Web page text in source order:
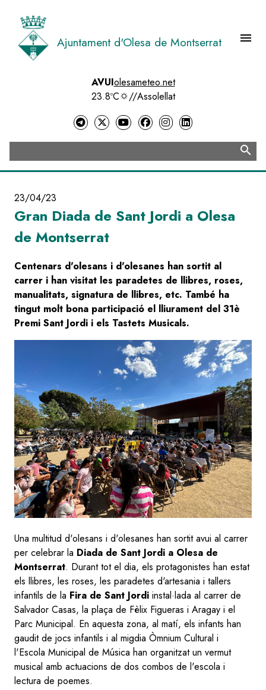
contingut
Ajuntament d'Olesa de Montserrat menu
AVUIolesameteo.net
23.8ºC
//Assolellat
search
23/04/23
Gran Diada de Sant Jordi a Olesa
de Montserrat
Centenars d'olesans i d'olesanes han sortit al
carrer i han visitat les paradetes de llibres, roses,
manualitats, signatura de llibres, etc. També ha
tingut molt bona participació el lliurament del 31è
Premi Sant Jordi i els Tastets Musicals.
Una multitud d'olesans i d'olesanes han sortit avui al carrer
per celebrar la Diada de Sant Jordi a Olesa de
Montserrat. Durant tot el dia, els protagonistes han estat
els llibres, les roses, les paradetes d'artesania i tallers
infantils de la Fira de Sant Jordi instal·lada al carrer de
Salvador Casas, la plaça de Fèlix Figueras i Aragay i el
Parc Municipal. En aquesta zona, al matí, els infants han
gaudit de jocs infantils i al migdia Òmnium Cultural i
l'Escola Municipal de Música han organitzat un vermut
musical amb actuacions de dos combos de l'escola i
lectura de poemes.